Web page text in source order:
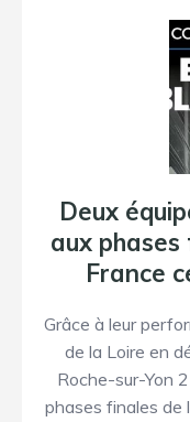
Deux
aux phases
France
Grâce à leur
de la Loire en
Roche-sur-Yon
phases finales de